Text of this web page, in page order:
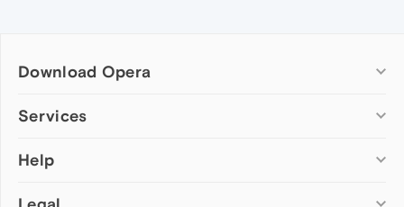
Download Opera
Computer browsers
Opera for Mac
Services
Add-ons
Wallpapers
Help
Help & support